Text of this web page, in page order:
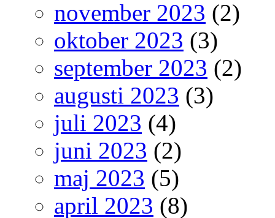
november 2023 (2)
oktober 2023 (3)
september 2023 (2)
augusti 2023 (3)
juli 2023 (4)
juni 2023 (2)
maj 2023 (5)
april 2023 (8)